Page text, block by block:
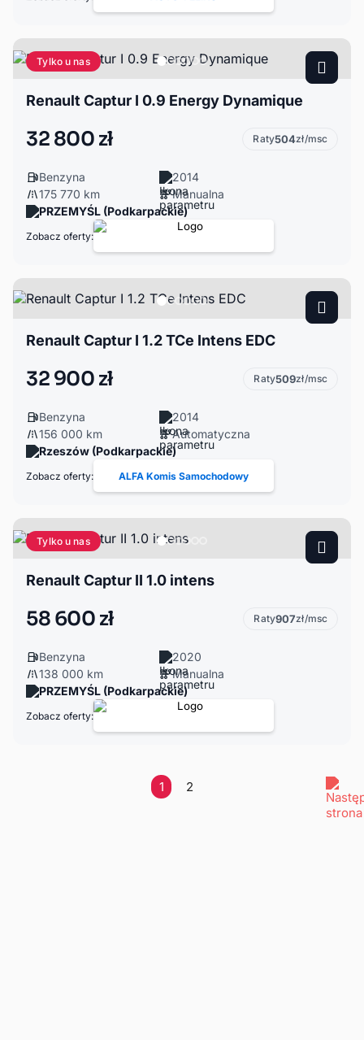
Tylko u nas
Renault Captur I 0.9 Energy Dynamique
32 800 zł Raty504zł/msc
Benzyna
2014
175 770 km
Manualna
PRZEMYŚL (Podkarpackie)
Zobacz oferty:
Renault Captur I 1.2 TCe Intens EDC
32 900 zł Raty509zł/msc
Benzyna
2014
156 000 km
Automatyczna
Rzeszów (Podkarpackie)
Zobacz oferty: ALFA Komis Samochodowy
Tylko u nas
Renault Captur II 1.0 intens
58 600 zł Raty907zł/msc
Benzyna
2020
138 000 km
Manualna
PRZEMYŚL (Podkarpackie)
Zobacz oferty:
1 2